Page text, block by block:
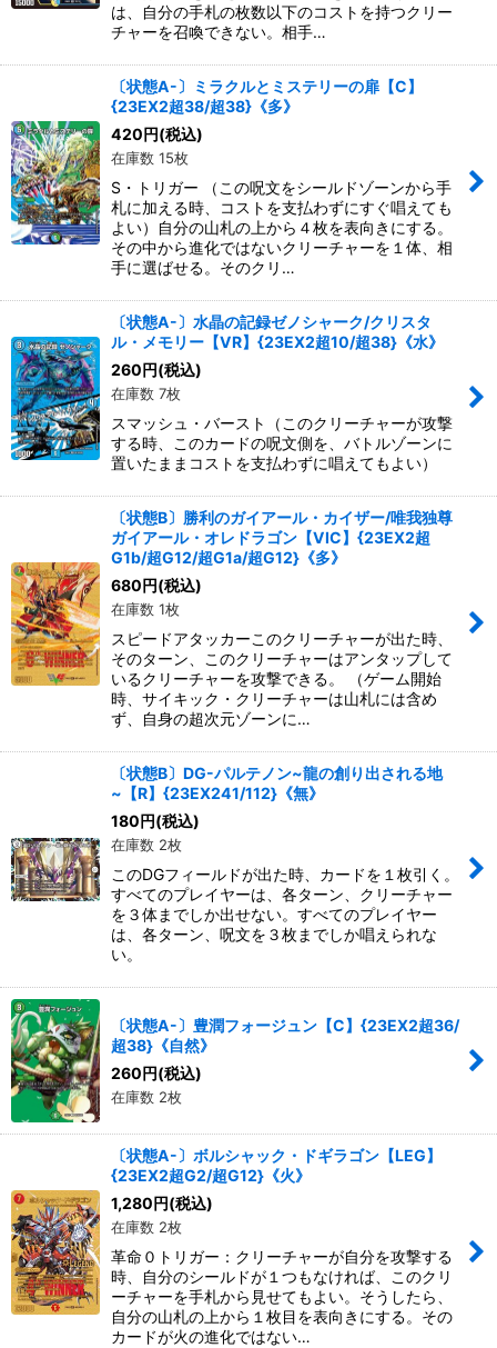
は、自分の手札の枚数以下のコストを持つクリー
チャーを召喚できない。相手…
〔状態A-〕ミラクルとミステリーの扉【C】
{23EX2超38/超38}《多》
420円(税込)
在庫数 15枚
S・トリガー （この呪文をシールドゾーンから手
札に加える時、コストを支払わずにすぐ唱えても
よい）自分の山札の上から４枚を表向きにする。
その中から進化ではないクリーチャーを１体、相
手に選ばせる。そのクリ…
〔状態A-〕水晶の記録ゼノシャーク/クリスタ
ル・メモリー【VR】{23EX2超10/超38}《水》
260円(税込)
在庫数 7枚
スマッシュ・バースト（このクリーチャーが攻撃
する時、このカードの呪文側を、バトルゾーンに
置いたままコストを支払わずに唱えてもよい）
〔状態B〕勝利のガイアール・カイザー/唯我独尊
ガイアール・オレドラゴン【VIC】{23EX2超
G1b/超G12/超G1a/超G12}《多》
680円(税込)
在庫数 1枚
スピードアタッカーこのクリーチャーが出た時、
そのターン、このクリーチャーはアンタップして
いるクリーチャーを攻撃できる。 （ゲーム開始
時、サイキック・クリーチャーは山札には含め
ず、自身の超次元ゾーンに…
〔状態B〕DG-パルテノン~龍の創り出される地
~【R】{23EX241/112}《無》
180円(税込)
在庫数 2枚
このDGフィールドが出た時、カードを１枚引く。
すべてのプレイヤーは、各ターン、クリーチャー
を３体までしか出せない。すべてのプレイヤー
は、各ターン、呪文を３枚までしか唱えられな
い。
〔状態A-〕豊潤フォージュン【C】{23EX2超36/
超38}《自然》
260円(税込)
在庫数 2枚
〔状態A-〕ボルシャック・ドギラゴン【LEG】
{23EX2超G2/超G12}《火》
1,280 円(税込)
在庫数 2枚
革命０トリガー：クリーチャーが自分を攻撃する
時、自分のシールドが１つもなければ、このクリ
ーチャーを手札から見せてもよい。そうしたら、
自分の山札の上から１枚目を表向きにする。その
カードが火の進化ではない…